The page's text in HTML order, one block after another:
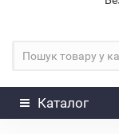
Каталог